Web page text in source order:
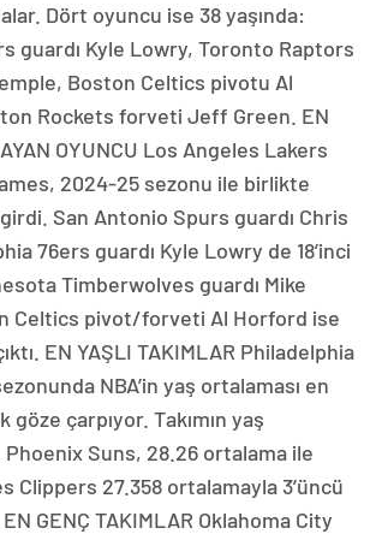
Dört oyuncu ise 38 yaşında:
guardı Kyle Lowry, Toronto Raptors
Boston Celtics pivotu Al
Rockets forveti Jeff Green. EN
OYUNCU Los Angeles Lakers
2024-25 sezonu ile birlikte
San Antonio Spurs guardı Chris
76ers guardı Kyle Lowry de 18’inci
Timberwolves guardı Mike
Celtics pivot/forveti Al Horford ise
EN YAŞLI TAKIMLAR Philadelphia
NBA’in yaş ortalaması en
göze çarpıyor. Takımın yaş
Phoenix Suns, 28.26 ortalama ile
Clippers 27.358 ortalamayla 3’üncü
GENÇ TAKIMLAR Oklahoma City